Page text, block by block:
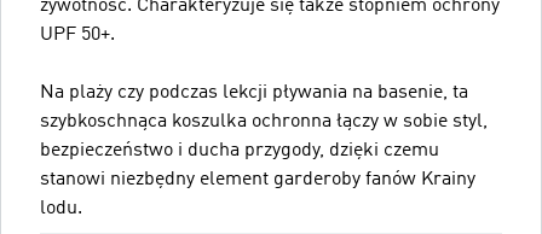
żywotność. Charakteryzuje się także stopniem ochrony
UPF 50+.
Na plaży czy podczas lekcji pływania na basenie, ta
szybkoschnąca koszulka ochronna łączy w sobie styl,
bezpieczeństwo i ducha przygody, dzięki czemu
stanowi niezbędny element garderoby fanów Krainy
lodu.